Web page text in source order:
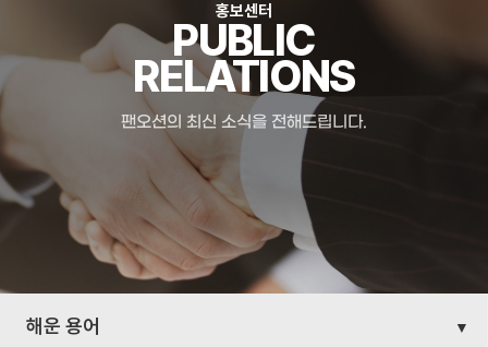
홍보센터
PUBLIC
RELATIONS
팬오션의 최신 소식을 전해드립니다.
해운 용어